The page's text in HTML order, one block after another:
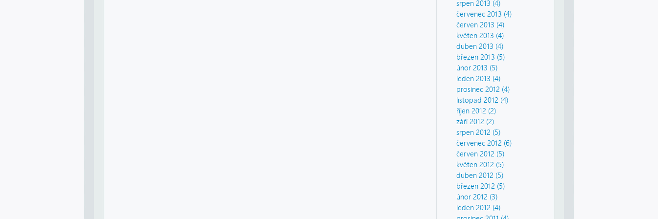
srpen 2013 (4)
červenec 2013 (4)
červen 2013 (4)
květen 2013 (4)
duben 2013 (4)
březen 2013 (5)
únor 2013 (5)
leden 2013 (4)
prosinec 2012 (4)
listopad 2012 (4)
říjen 2012 (2)
září 2012 (2)
srpen 2012 (5)
červenec 2012 (6)
červen 2012 (5)
květen 2012 (5)
duben 2012 (5)
březen 2012 (5)
únor 2012 (3)
leden 2012 (4)